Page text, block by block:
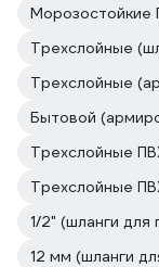
Морозостойкие
Трехслойные
Трехслойные
Бытовой
Трехслойные
Трехслойные
1/2" (шланги для
12 мм (шланги